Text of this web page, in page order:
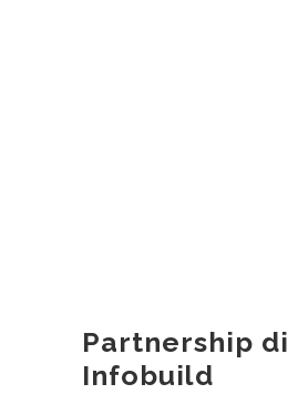
Partnership di
Infobuild